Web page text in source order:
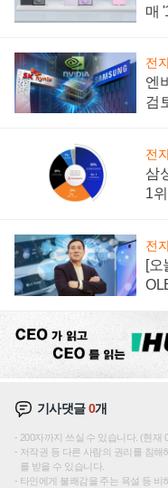
매
전
엔
검
전
삼
1
전
[오
기사댓글0개
200자까지 쓰실 수 있습니다. (현재
저작권 등 다른 사람의 권리를 침해
를 받을 수 있습니다.
타인에게 불쾌감을 주는 욕설 등